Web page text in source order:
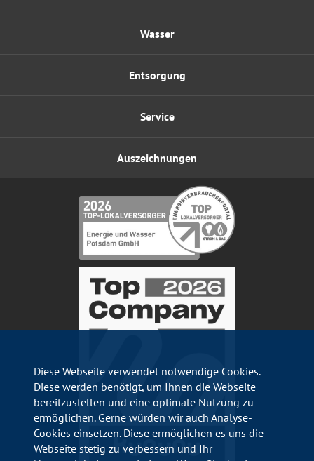
Wasser
Entsorgung
Service
Auszeichnungen
Diese Webseite verwendet notwendige Cookies.
Diese werden benötigt, um Ihnen die Webseite
bereitzustellen und eine optimale Nutzung zu
ermöglichen. Gerne würden wir auch Analyse-
Cookies einsetzen. Diese ermöglichen es uns die
Webseite stetig zu verbessern und Ihr